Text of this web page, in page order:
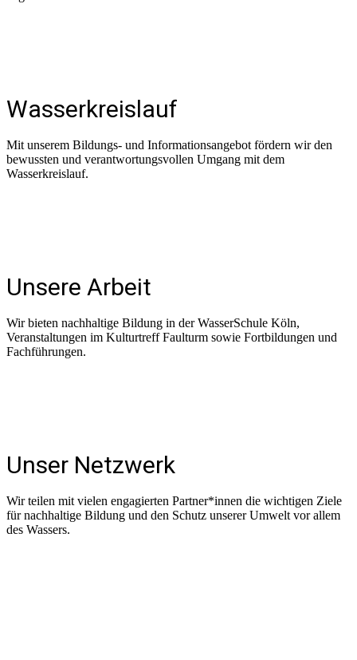
Wasserkreislauf
Mit unserem Bildungs- und Informationsangebot fördern wir den
bewussten und verantwortungsvollen Umgang mit dem
Wasserkreislauf.
Unsere Arbeit
Wir bieten nachhaltige Bildung in der WasserSchule Köln,
Veranstaltungen im Kulturtreff Faulturm sowie Fortbildungen und
Fachführungen.
Unser Netzwerk
Wir teilen mit vielen engagierten Partner*innen die wichtigen Ziele
für nachhaltige Bildung und den Schutz unserer Umwelt vor allem
des Wassers.